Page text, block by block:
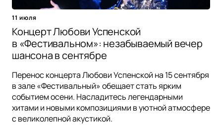
11 июля
Концерт Любови Успенской
в «Фестивальном»: незабываемый вечер
шансона в сентябре
Перенос концерта Любови Успенской на 15 сентября
в зале «Фестивальный» обещает стать ярким
событием осени. Насладитесь легендарными
хитами и новыми композициями в уютной атмосфере
с великолепной акустикой.